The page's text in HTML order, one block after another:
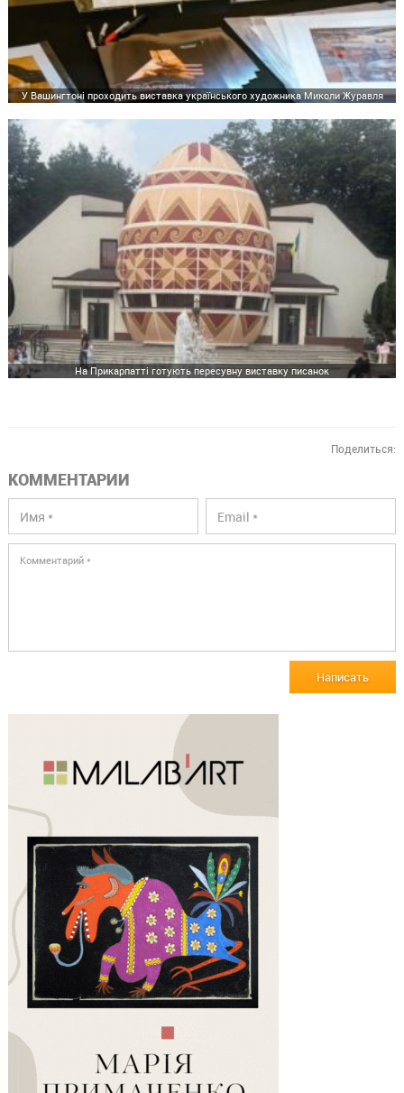
У Вашингтоні проходить виставка українського художника Миколи Журавля
На Прикарпатті готують пересувну виставку писанок
Поделиться:
КОММЕНТАРИИ
Написать